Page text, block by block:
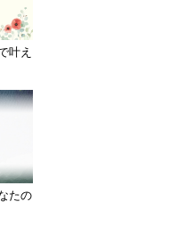
叶え
たの